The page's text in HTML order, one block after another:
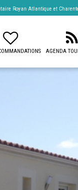
Royan Atlantique et
AGENDA